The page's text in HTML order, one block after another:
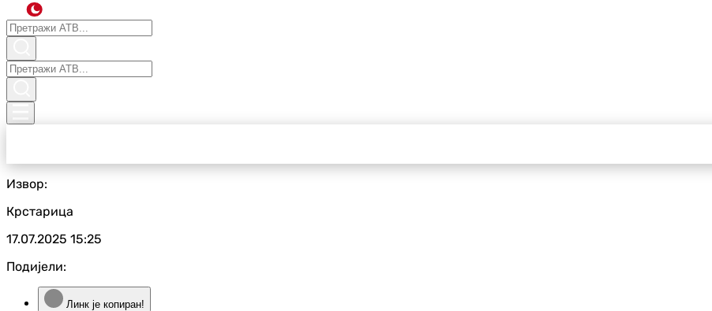
Извор:
Крстарица
17.07.2025 15:25
Подијели:
Линк је копиран!